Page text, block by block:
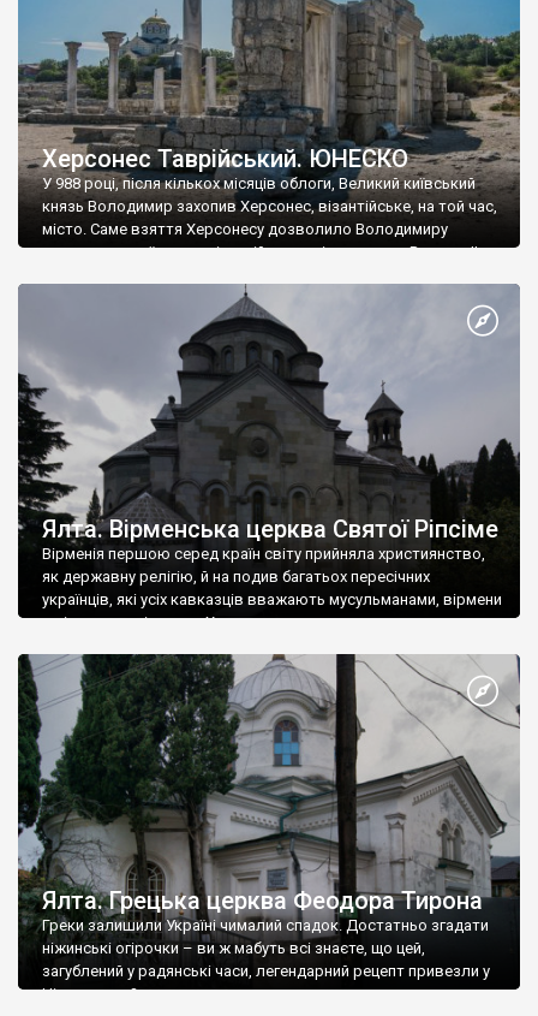
Херсонес Таврійський. ЮНЕСКО
У 988 році, після кількох місяців облоги, Великий київський
князь Володимир захопив Херсонес, візантійське, на той час,
місто. Саме взяття Херсонесу дозволило Володимиру
диктувати свої умови візантійському імператору Василю ІІ, та
Херсонесі Володимир-язичник, став Василем-християнином.
А потім було Хрещення Русі. На честь Херсонесу Таврійського
Ялта. Вірменська церква Святої Ріпсіме
Вірменія першою серед країн світу прийняла християнство,
як державну релігію, й на подив багатьох пересічних
українців, які усіх кавказців вважають мусульманами, вірмени
є відданими вірянами Христа
Ялта. Грецька церква Феодора Тирона
Греки залишили Україні чималий спадок. Достатньо згадати
ніжинські огірочки – ви ж мабуть всі знаєте, що цей,
загублений у радянські часи, легендарний рецепт привезли у
Ніжин греки?